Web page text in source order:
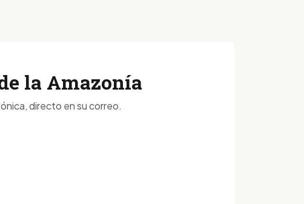
la Amazonía
directo en su correo.